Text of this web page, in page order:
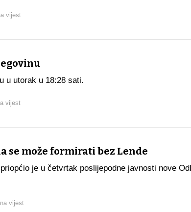
vijest
u utorak u 18:28 sati.
vijest
se može formirati bez Lende
je u četvrtak poslijepodne javnosti nove
vijest